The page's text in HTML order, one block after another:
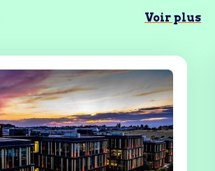
Voir plus